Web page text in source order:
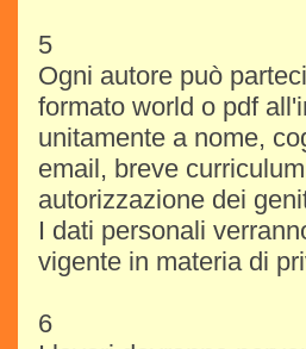
5
Ogni autore può
formato world o pdf
unitamente a nome,
email, breve
autorizzazione dei
I dati personali
vigente in materia di
6